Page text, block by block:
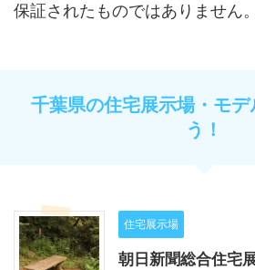
保証されたものではありません。
千葉県の住宅展示場・モデ
う！
住宅展示場
朝日新聞総合住宅